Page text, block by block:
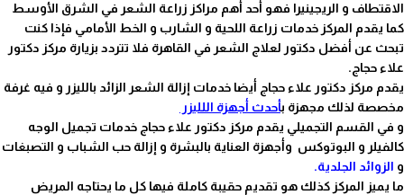
الاقتطاف و الريجينيرا فهو أحد أهم مراكز زراعة الشعر في الشرق الأوسط
كما يقدم المركز خدمات زراعة اللحية و الشارب و الخط الأمامي فإذا كنت
تبحث عن أفضل دكتور لعلاج الشعر في القاهرة فلا تتردد بزيارة مركز دكتور
علاء حجاج.
يقدم مركز دكتور علاء حجاج أيضا خدمات إزالة الشعر الزائد بالليزر و فيه غرفة
مخصصة لذلك مجهزة بأحدث أجهزة اللليزر
و في القسم التجميلي يقدم مركز دكتور علاء حجاج خدمات تجميل الوجه
كالفيلر و البوتوكس وأجهزة العناية بالبشرة و إزالة حب الشباب و التصبغات
و الزوائد الجلدية.
ما يميز المركز كذلك هو تقديم حقيبة كاملة فيها كل ما يحتاجه المريض